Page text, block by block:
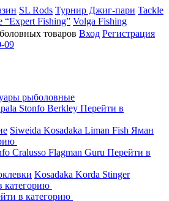
SL Rods Турнир Джиг-пари Tackle
Fishing” Volga Fishing
товаров Вход Регистрация
09
рыболовные
Stonfo Berkley Перейти в
Siweida Kosadaka Liman Fish Яман
Cralusso Flagman Guru Перейти в
Kosadaka Korda Stinger
категорию
в категорию